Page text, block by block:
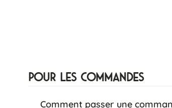
Pour les commandes
Comment passer une